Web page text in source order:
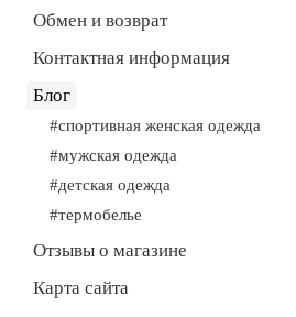
Обмен и возврат
Контактная информация
Блог
#спортивная женская одежда
#мужская одежда
#детская одежда
#термобелье
Отзывы о магазине
Карта сайта